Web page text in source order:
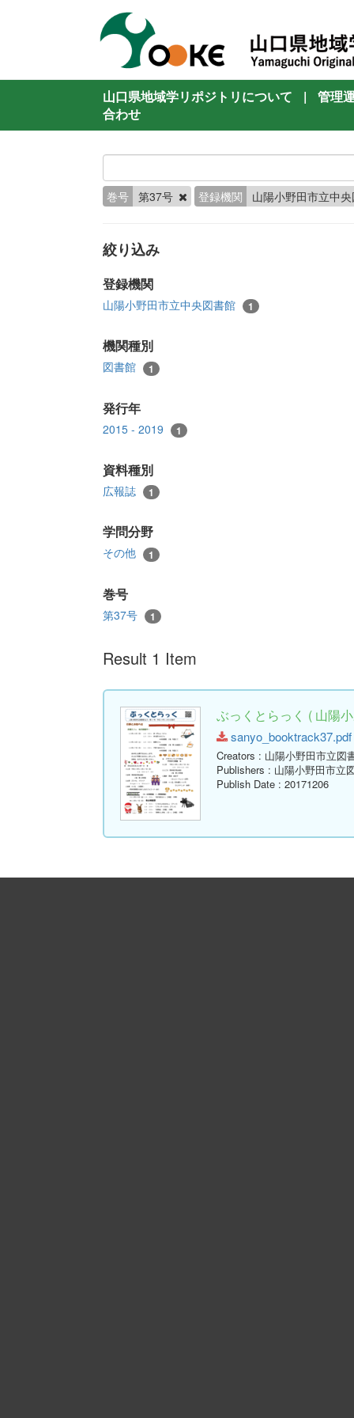
山口県地域学リポジトリについて |
管理
合わせ
巻号 第37号 登録機関 山陽小野田市立中
絞り込み
登録機関
山陽小野田市立中央図書館 1
機関種別
図書館 1
発行年
2015 - 2019 1
資料種別
広報誌 1
学問分野
その他 1
巻号
第37号 1
Result 1 Item
ぶっくとらっく ( 山陽
Creators : 山陽小野田市立図
Publishers : 山陽小野田市立
Publish Date : 20171206